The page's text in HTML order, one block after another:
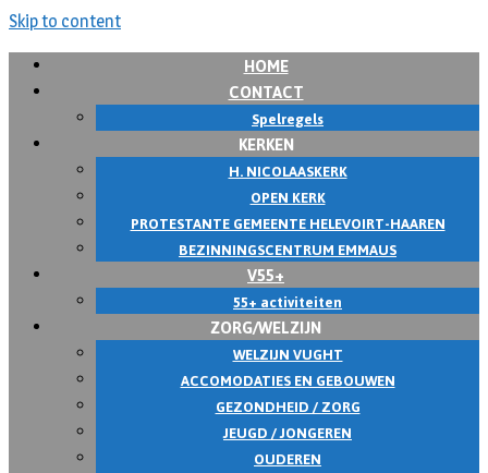
Skip to content
HOME
CONTACT
Spelregels
KERKEN
H. NICOLAASKERK
OPEN KERK
PROTESTANTE GEMEENTE HELEVOIRT-HAAREN
BEZINNINGSCENTRUM EMMAUS
V55+
55+ activiteiten
ZORG/WELZIJN
WELZIJN VUGHT
ACCOMODATIES EN GEBOUWEN
GEZONDHEID / ZORG
JEUGD / JONGEREN
OUDEREN